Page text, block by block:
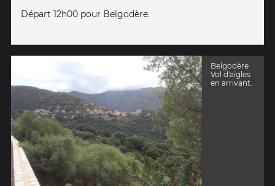
Départ 12h00 pour Belgodère.
Belgodère
Vol d'aigles
en arrivant.